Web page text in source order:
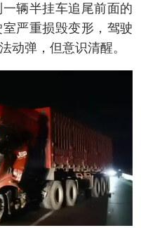
辆半挂车追尾前面的
严重损毁变形，驾驶
动弹，但意识清醒。